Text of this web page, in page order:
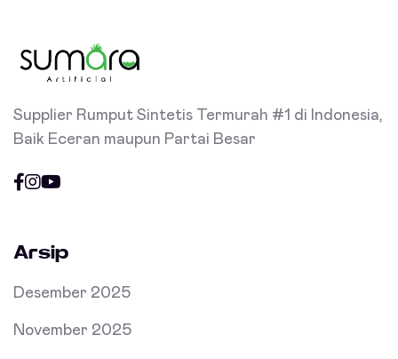
Supplier Rumput Sintetis Termurah #1 di Indonesia,
Baik Eceran maupun Partai Besar
Arsip
Desember 2025
November 2025